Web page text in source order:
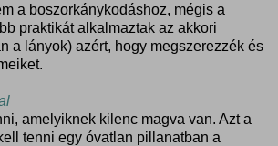
a boszorkánykodáshoz, mégis a
praktikát alkalmaztak az akkori
a lányok) azért, hogy megszerezzék és
amelyiknek kilenc magva van. Azt a
tenni egy óvatlan pillanatban a